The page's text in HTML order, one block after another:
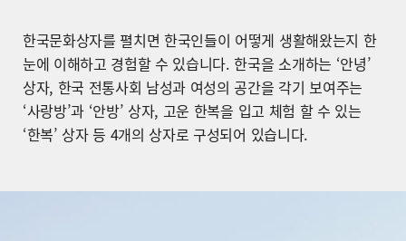
한국문화상자를 펼치면 한국인들이 어떻게 생활해왔는지 한
눈에 이해하고 경험할 수 있습니다. 한국을 소개하는 ‘안녕’
상자, 한국 전통사회 남성과 여성의 공간을 각기 보여주는
‘사랑방’과 ‘안방’ 상자, 고운 한복을 입고 체험 할 수 있는
‘한복’ 상자 등 4개의 상자로 구성되어 있습니다.